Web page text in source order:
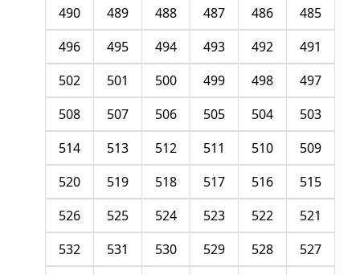
485
486
487
488
489
490
491
492
493
494
495
496
497
498
499
500
501
502
503
504
505
506
507
508
509
510
511
512
513
514
515
516
517
518
519
520
521
522
523
524
525
526
527
528
529
530
531
532